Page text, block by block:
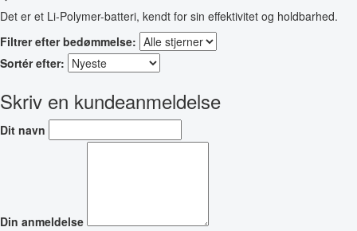
Det er et Li-Polymer-batteri, kendt for sin effektivitet og holdbarhed.
Filtrer efter bedømmelse:
Sortér efter:
Skriv en kundeanmeldelse
Dit navn
Din anmeldelse